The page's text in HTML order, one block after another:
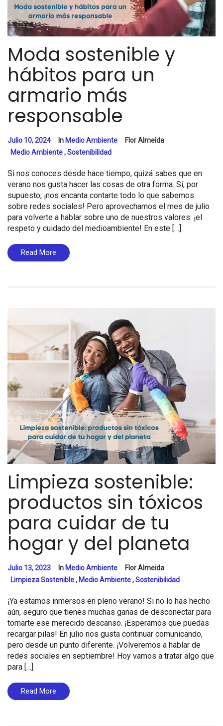
Moda sostenible y
hábitos para un
armario más
responsable
Julio 10, 2024 In Medio Ambiente
Flor Almeida
Medio Ambiente,Sostenibilidad
Si nos conoces desde hace tiempo, quizá sabes que en
verano nos gusta hacer las cosas de otra forma. Sí, por
supuesto, ¡nos encanta contarte todo lo que sabemos
sobre redes sociales! Pero aprovechamos el mes de julio
para volverte a hablar sobre uno de nuestros valores: ¡el
respeto y cuidado del medioambiente! En este […]
Read More
Limpieza sostenible:
productos sin tóxicos
para cuidar de tu
hogar y del planeta
Julio 13, 2023 In Medio Ambiente
Flor Almeida
Limpieza Sostenible, Medio Ambiente,Sostenibilidad
¡Ya estamos inmersos en pleno verano! Si no lo has hecho
aún, seguro que tienes muchas ganas de desconectar para
tomarte ese merecido descanso. ¡Esperamos que puedas
recargar pilas! En julio nos gusta continuar comunicando,
pero desde un punto diferente. ¡Volveremos a hablar de
redes sociales en septiembre! Hoy vamos a tratar algo que
para […]
Read More